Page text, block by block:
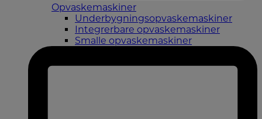
Opvaskemaskiner
Underbygningsopvaskemaskiner
Integrerbare opvaskemaskiner
Smalle opvaskemaskiner